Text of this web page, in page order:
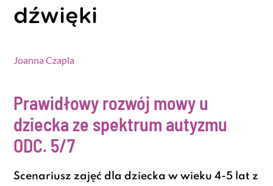
dźwięki
Joanna Czapla
Prawidłowy rozwój mowy u
dziecka ze spektrum autyzmu
ODC. 5/7
Scenariusz zajęć dla dziecka w wieku 4-5 lat z